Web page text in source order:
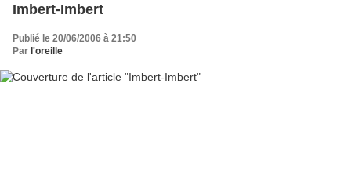
Imbert-Imbert
Publié le 20/06/2006 à 21:50
Par l'oreille